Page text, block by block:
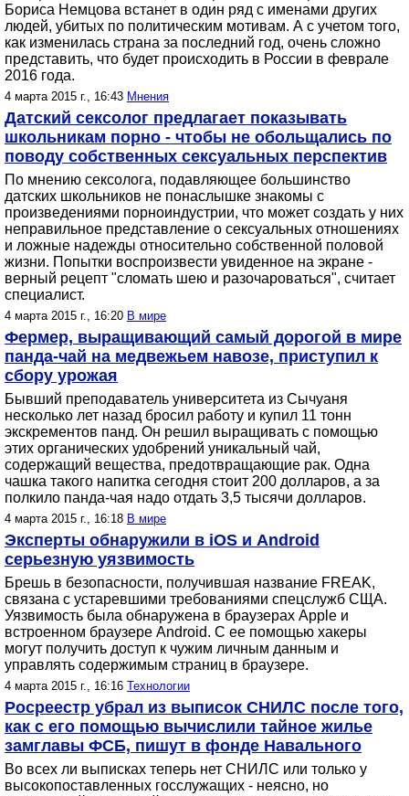
Бориса Немцова встанет в один ряд с именами других
людей, убитых по политическим мотивам. А с учетом того,
как изменилась страна за последний год, очень сложно
представить, что будет происходить в России в феврале
2016 года.
4 марта 2015 г., 16:43 Мнения
Датский сексолог предлагает показывать
школьникам порно - чтобы не обольщались по
поводу собственных сексуальных перспектив
По мнению сексолога, подавляющее большинство
датских школьников не понаслышке знакомы с
произведениями порноиндустрии, что может создать у них
неправильное представление о сексуальных отношениях
и ложные надежды относительно собственной половой
жизни. Попытки воспроизвести увиденное на экране -
верный рецепт "сломать шею и разочароваться", считает
специалист.
4 марта 2015 г., 16:20 В мире
Фермер, выращивающий самый дорогой в мире
панда-чай на медвежьем навозе, приступил к
сбору урожая
Бывший преподаватель университета из Сычуаня
несколько лет назад бросил работу и купил 11 тонн
экскрементов панд. Он решил выращивать с помощью
этих органических удобрений уникальный чай,
содержащий вещества, предотвращающие рак. Одна
чашка такого напитка сегодня стоит 200 долларов, а за
полкило панда-чая надо отдать 3,5 тысячи долларов.
4 марта 2015 г., 16:18 В мире
Эксперты обнаружили в iOS и Android
серьезную уязвимость
Брешь в безопасности, получившая название FREAK,
связана с устаревшими требованиями спецслужб СЩА.
Уязвимость была обнаружена в браузерах Apple и
встроенном браузере Android. С ее помощью хакеры
могут получить доступ к чужим личным данным и
управлять содержимым страниц в браузере.
4 марта 2015 г., 16:16 Технологии
Росреестр убрал из выписок СНИЛС после того,
как с его помощью вычислили тайное жилье
замглавы ФСБ, пишут в фонде Навального
Во всех ли выписках теперь нет СНИЛС или только у
высокопоставленных госслужащих - неясно, но